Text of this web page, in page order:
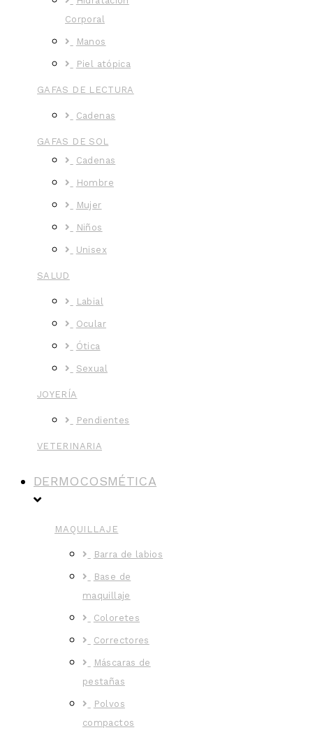
Corporal
Manos
Piel atópica
GAFAS DE LECTURA
Cadenas
GAFAS DE SOL
Cadenas
Hombre
Mujer
Niños
Unisex
SALUD
Labial
Ocular
Ótica
Sexual
JOYERÍA
Pendientes
VETERINARIA
DERMOCOSMÉTICA
MAQUILLAJE
Barra de labios
Base de
maquillaje
Coloretes
Correctores
Máscaras de
pestañas
Polvos
compactos